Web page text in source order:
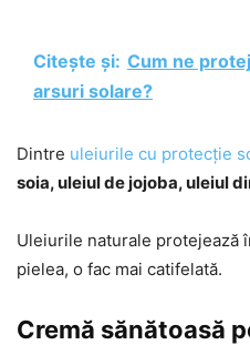
Citește și: Cum ne
arsuri solare?
Dintre uleiurile cu protecție
soia, uleiul de jojoba, uleiul
Uleiurile naturale protejează
pielea, o fac mai catifelată.
Cremă sănătoasă